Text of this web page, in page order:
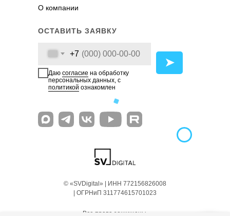
+7
Даю согласие на обработку
персональных данных, с
политикой ознакомлен
© «SVDigital» | ИНН 772156826008
| ОГРНиП 311774615701023
Все права защищены.
ОСТАВИТЬ ЗАЯВКУ
➤
О компании